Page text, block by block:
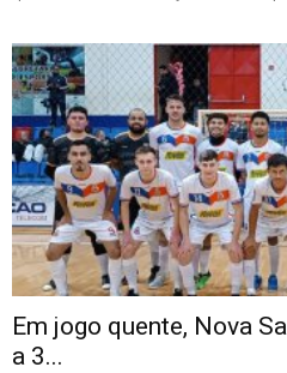
Em jogo quente, Nova
a 3...